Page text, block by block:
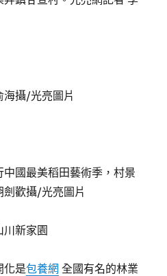
海攝/光亮圖片
國最美稻田藝術季，村景
劍歡攝/光亮圖片
新家園
化是包養網 全國有名的林業